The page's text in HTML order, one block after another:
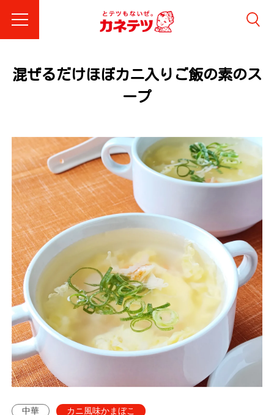
混ぜるだけほぼカニ入りご飯の素のス
ープ
中華 カニ風味かまぼこ